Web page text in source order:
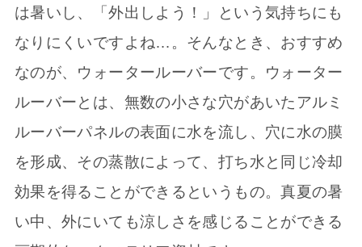
は暑いし、「外出しよう！」という気持ちにも
なりにくいですよね…。そんなとき、おすすめ
なのが、ウォータールーバーです。ウォーター
ルーバーとは、無数の小さな穴があいたアルミ
ルーバーパネルの表面に水を流し、穴に水の膜
を形成、その蒸散によって、打ち水と同じ冷却
効果を得ることができるというもの。真夏の暑
い中、外にいても涼しさを感じることができる